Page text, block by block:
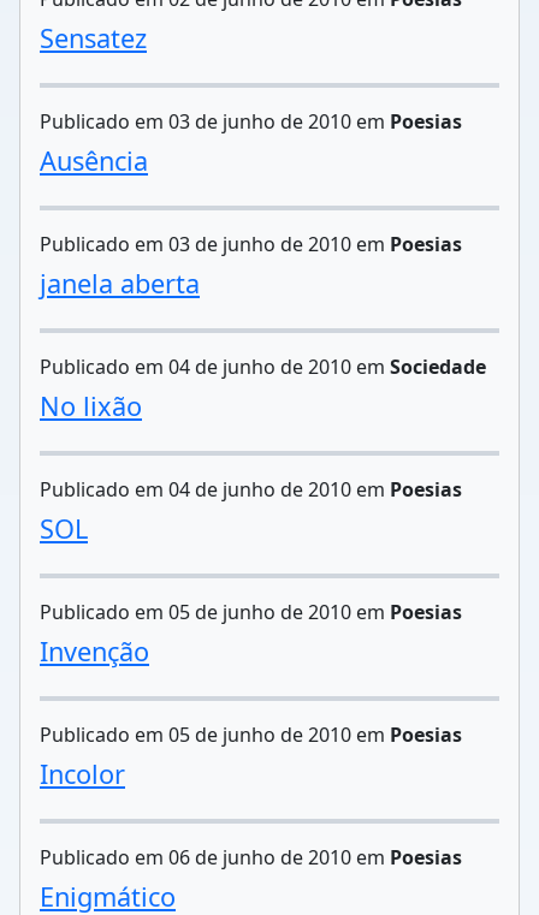
Sensatez
Publicado em 03 de junho de 2010 em Poesias
Ausência
Publicado em 03 de junho de 2010 em Poesias
janela aberta
Publicado em 04 de junho de 2010 em Sociedade
No lixão
Publicado em 04 de junho de 2010 em Poesias
SOL
Publicado em 05 de junho de 2010 em Poesias
Invenção
Publicado em 05 de junho de 2010 em Poesias
Incolor
Publicado em 06 de junho de 2010 em Poesias
Enigmático